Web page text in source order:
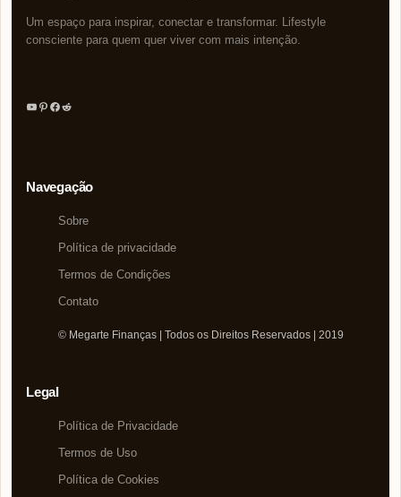
Um espaço para inspirar, conectar e transformar. Lifestyle
consciente para quem quer viver com mais intenção.
Youtube
Pinterest
Facebook
Reddit
Navegação
Sobre
Política de privacidade
Termos de Condições
Contato
© Megarte Finanças | Todos os Direitos Reservados | 2019
Legal
Política de Privacidade
Termos de Uso
Política de Cookies